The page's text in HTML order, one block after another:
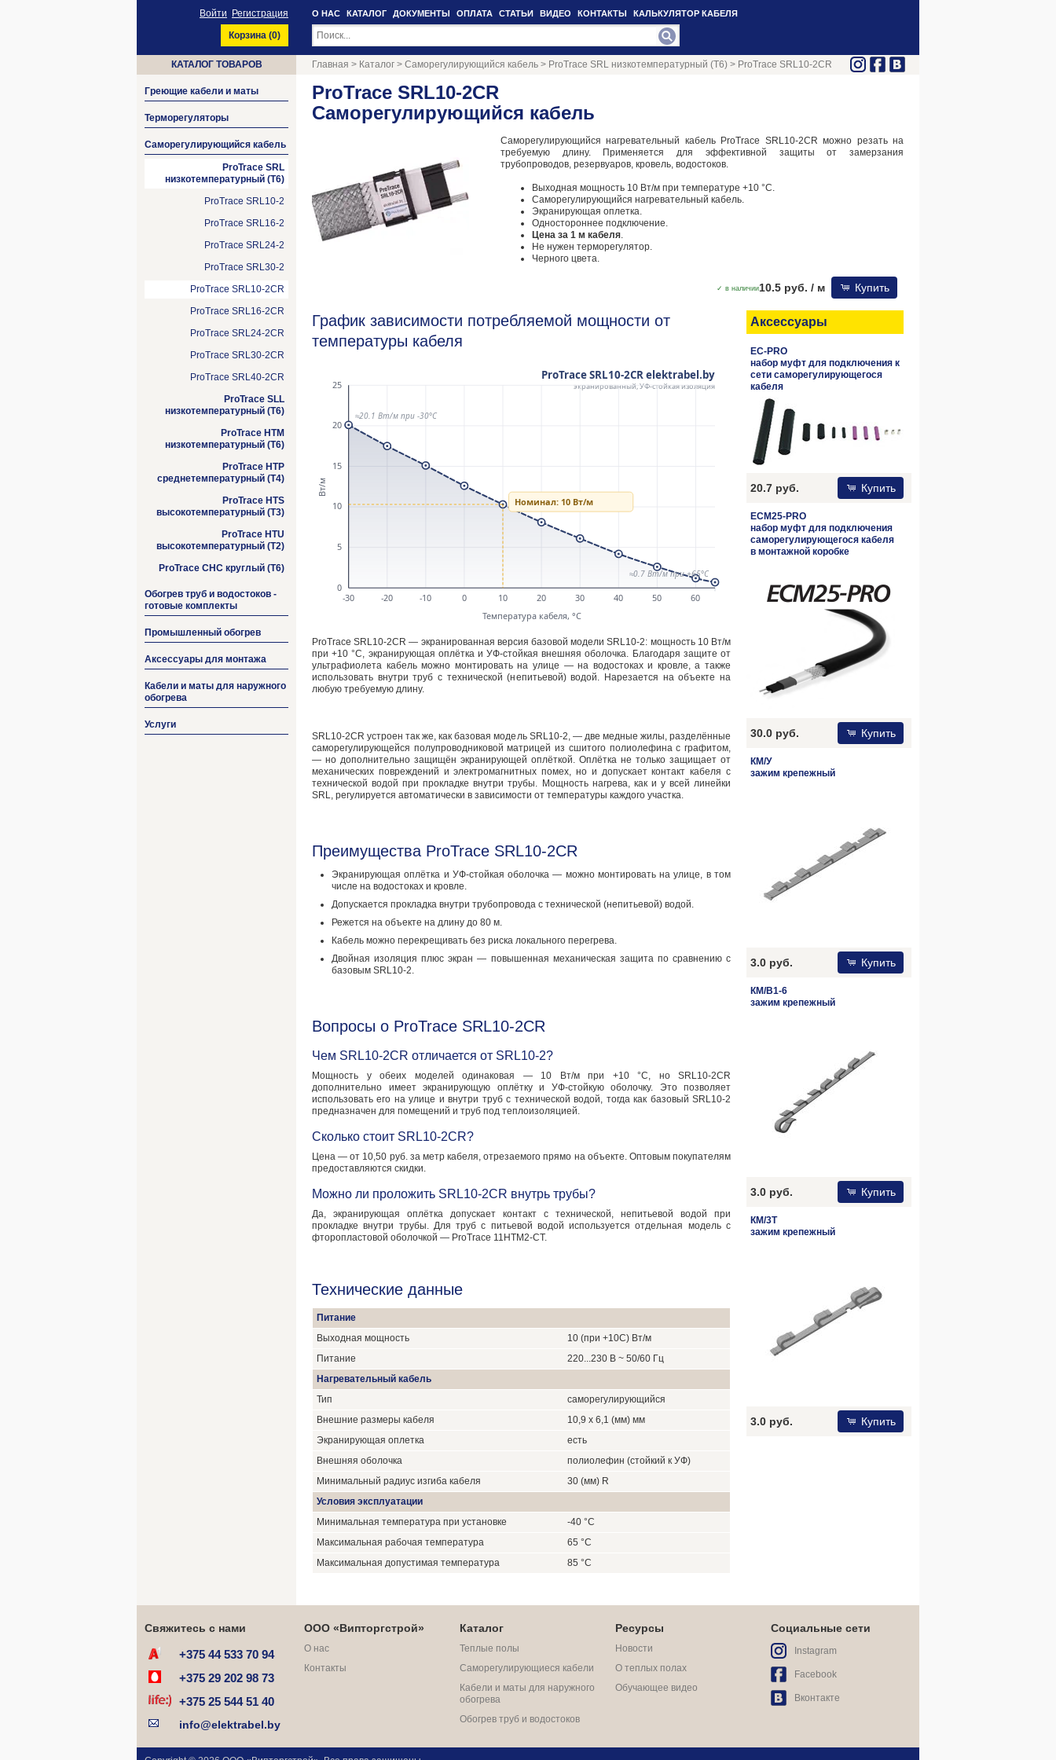
Войти
Регистрация
Корзина (0)
О НАС КАТАЛОГ ДОКУМЕНТЫ ОПЛАТА СТАТЬИ ВИДЕО КОНТАКТЫ КАЛЬКУЛЯТОР КАБЕЛЯ
КАТАЛОГ ТОВАРОВ
Греющие кабели и маты
Терморегуляторы
Саморегулирующийся кабель
ProTrace SRL
низкотемпературный (Т6)
ProTrace SRL10-2
ProTrace SRL16-2
ProTrace SRL24-2
ProTrace SRL30-2
ProTrace SRL10-2CR
ProTrace SRL16-2CR
ProTrace SRL24-2CR
ProTrace SRL30-2CR
ProTrace SRL40-2CR
ProTrace SLL
низкотемпературный (Т6)
ProTrace HTM
низкотемпературный (Т6)
ProTrace HTP
среднетемпературный (T4)
ProTrace HTS
высокотемпературный (T3)
ProTrace HTU
высокотемпературный (T2)
ProTrace CHC круглый (Т6)
Обогрев труб и водостоков -
готовые комплекты
Промышленный обогрев
Аксессуары для монтажа
Кабели и маты для наружного
обогрева
Услуги
Главная > Каталог > Саморегулирующийся кабель > ProTrace SRL низкотемпературный (Т6) > ProTrace SRL10-2CR
ProTrace SRL10-2CR
Саморегулирующийся кабель
Саморегулирующийся нагревательный кабель ProTrace SRL10-2CR можно резать на
требуемую длину. Применяется для эффективной защиты от замерзания
трубопроводов, резервуаров, кровель, водостоков.
Выходная мощность 10 Вт/м при температуре +10 °C.
Саморегулирующийся нагревательный кабель.
Экранирующая оплетка.
Одностороннее подключение.
Цена за 1 м кабеля.
Не нужен терморегулятор.
Черного цвета.
✓ в наличии10.5 руб. / м Купить
График зависимости потребляемой мощности от
температуры кабеля
ProTrace SRL10-2CR — экранированная версия базовой модели SRL10-2: мощность 10 Вт/м
при +10 °C, экранирующая оплётка и УФ-стойкая внешняя оболочка. Благодаря защите от
ультрафиолета кабель можно монтировать на улице — на водостоках и кровле, а также
использовать внутри труб с технической (непитьевой) водой. Нарезается на объекте на
любую требуемую длину.
SRL10-2CR устроен так же, как базовая модель SRL10-2, — две медные жилы, разделённые
саморегулирующейся полупроводниковой матрицей из сшитого полиолефина с графитом,
— но дополнительно защищён экранирующей оплёткой. Оплётка не только защищает от
механических повреждений и электромагнитных помех, но и допускает контакт кабеля с
технической водой при прокладке внутри трубы. Мощность нагрева, как и у всей линейки
SRL, регулируется автоматически в зависимости от температуры каждого участка.
Преимущества ProTrace SRL10-2CR
Экранирующая оплётка и УФ-стойкая оболочка — можно монтировать на улице, в том
числе на водостоках и кровле.
Допускается прокладка внутри трубопровода с технической (непитьевой) водой.
Режется на объекте на длину до 80 м.
Кабель можно перекрещивать без риска локального перегрева.
Двойная изоляция плюс экран — повышенная механическая защита по сравнению с
базовым SRL10-2.
Вопросы о ProTrace SRL10-2CR
Чем SRL10-2CR отличается от SRL10-2?
Мощность у обеих моделей одинаковая — 10 Вт/м при +10 °C, но SRL10-2CR
дополнительно имеет экранирующую оплётку и УФ-стойкую оболочку. Это позволяет
использовать его на улице и внутри труб с технической водой, тогда как базовый SRL10-2
предназначен для помещений и труб под теплоизоляцией.
Сколько стоит SRL10-2CR?
Цена — от 10,50 руб. за метр кабеля, отрезаемого прямо на объекте. Оптовым покупателям
предоставляются скидки.
Можно ли проложить SRL10-2CR внутрь трубы?
Да, экранирующая оплётка допускает контакт с технической, непитьевой водой при
прокладке внутри трубы. Для труб с питьевой водой используется отдельная модель с
фторопластовой оболочкой — ProTrace 11HTM2-CT.
Технические данные
Питание
Выходная мощность
10 (при +10С) Вт/м
Питание
220...230 В ~ 50/60 Гц
Нагревательный кабель
Тип
саморегулирующийся
Внешние размеры кабеля
10,9 х 6,1 (мм) мм
Экранирующая оплетка
есть
Внешняя оболочка
полиолефин (стойкий к УФ)
Минимальный радиус изгиба кабеля
30 (мм) R
Условия эксплуатации
Минимальная температура при установке
-40 °C
Максимальная рабочая температура
65 °C
Максимальная допустимая температура
85 °C
Аксессуары
EC-PRO
набор муфт для подключения к
сети саморегулирующегося
кабеля
20.7 руб. Купить
ECM25-PRO
набор муфт для подключения
саморегулирующегося кабеля
в монтажной коробке
30.0 руб. Купить
КМ/У
зажим крепежный
3.0 руб. Купить
КМ/В1-6
зажим крепежный
3.0 руб. Купить
КМ/3Т
зажим крепежный
3.0 руб. Купить
Свяжитесь с нами
+375 44 533 70 94
+375 29 202 98 73
+375 25 544 51 40
info@elektrabel.by
ООО «Випторгстрой»
О нас
Контакты
Каталог
Теплые полы
Саморегулирующиеся кабели
Кабели и маты для наружного
обогрева
Обогрев труб и водостоков
Ресурсы
Новости
О теплых полах
Обучающее видео
Социальные сети
Instagram
Facebook
Вконтакте